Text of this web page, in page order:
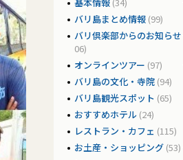
バリ島まとめ情報 (99)
バリ倶楽部からのお知らせ
06)
オンラインツアー (97)
バリ島の文化・寺院 (94)
バリ島観光スポット (65)
おすすめホテル (24)
レストラン・カフェ (115)
お土産・ショッピング (53)